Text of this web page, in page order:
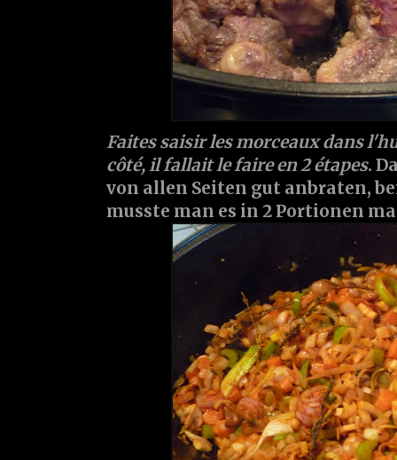
Faites saisir les morceaux dans
côté, il fallait le faire en 2 étapes.
von allen Seiten gut anbraten,
musste man es in 2 Portionen